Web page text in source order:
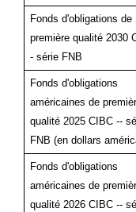
Fonds d'obligations de
première qualité 2030
- série FNB
Fonds d'obligations
américaines de
qualité 2025 CIBC --
FNB (en dollars
Fonds d'obligations
américaines de
qualité 2026 CIBC --